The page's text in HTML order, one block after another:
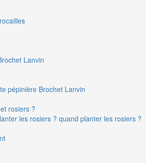
Lanvin
pépinière Brochet Lanvin
rosiers ?
les rosiers ? quand planter les rosiers ?